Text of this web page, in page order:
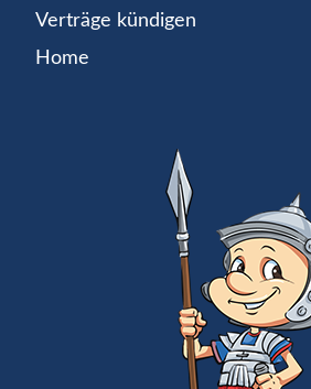
Verträge kündigen
Home